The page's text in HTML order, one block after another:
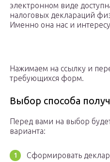
электронном виде
налоговых деклараций
Именно она нас и
Нажимаем на ссылку и
требующихся форм.
Выбор способа
Перед вами на выбор
варианта:
Сформировать